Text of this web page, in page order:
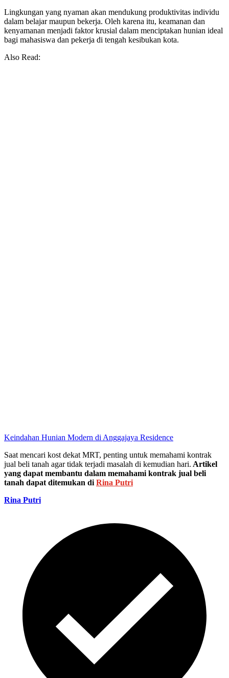
Lingkungan yang nyaman akan mendukung produktivitas individu
dalam belajar maupun bekerja. Oleh karena itu, keamanan dan
kenyamanan menjadi faktor krusial dalam menciptakan hunian ideal
bagi mahasiswa dan pekerja di tengah kesibukan kota.
Also Read:
Keindahan Hunian Modern di Anggajaya Residence
Saat mencari kost dekat MRT, penting untuk memahami kontrak
jual beli tanah agar tidak terjadi masalah di kemudian hari. Artikel
yang dapat membantu dalam memahami kontrak jual beli
tanah dapat ditemukan di Rina Putri
Rina Putri